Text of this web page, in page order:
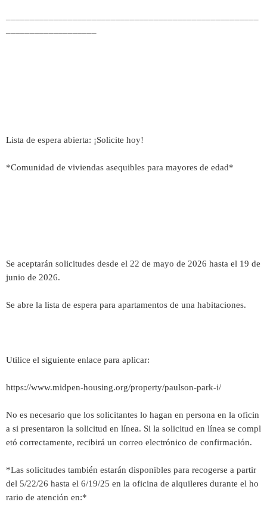
Lista de espera abierta: ¡Solicite hoy!
*Comunidad de viviendas asequibles para mayores de edad*
Se aceptarán solicitudes desde el 22 de mayo de 2026 hasta el 19 de
junio de 2026.
Se abre la lista de espera para apartamentos de una habitaciones.
Utilice el siguiente enlace para aplicar:
https://www.midpen-housing.org/property/paulson-park-i/
No es necesario que los solicitantes lo hagan en persona en la oficin
a si presentaron la solicitud en línea. Si la solicitud en línea se compl
etó correctamente, recibirá un correo electrónico de confirmación.
*Las solicitudes también estarán disponibles para recogerse a partir
del 5/22/26 hasta el 6/19/25 en la oficina de alquileres durante el ho
rario de atención en:*